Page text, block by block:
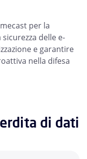
per la
delle e-
e garantire
nella difesa
di dati